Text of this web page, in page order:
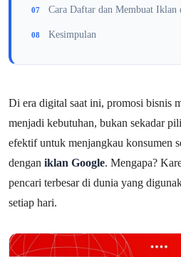
Cara Daftar dan Membuat Iklan
Kesimpulan
Di era digital saat ini, promosi bisnis
menjadi kebutuhan, bukan sekadar
efektif untuk menjangkau konsumen
dengan iklan Google. Mengapa?
pencari terbesar di dunia yang
setiap hari.